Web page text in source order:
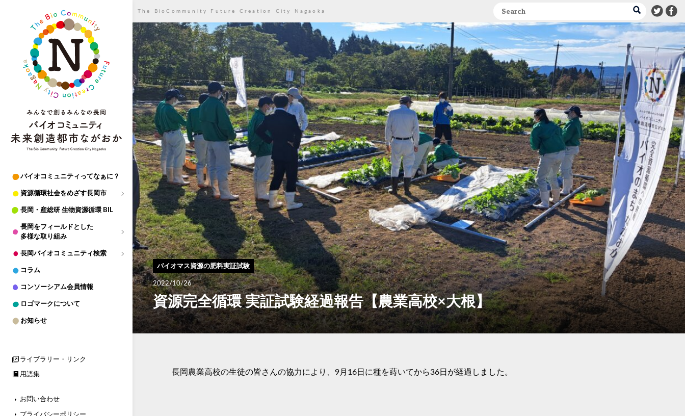
バイオコミュニティってなぁに？
資源循環社会をめざす長岡市
長岡の紹介
長岡の気候
長岡の食
長岡のものづくり
長岡版イノベーション－産・学・官・金の力で－
4大学1高専
特色ある11の地域
長岡・産総研 生物資源循環 BIL
長岡をフィールドとした
多様な取り組み
生ごみバイオガス発電センターからアンモニアを回収
バイオマス資源の肥料実証試験
長岡産米由来の高機能堆肥プロジェクト（Nサイクル）
未利用魚活用プロジェクト
生ごみバイオガス化事業
千年農業×土壌解析
長岡バイオコミュニティ検索
長
岡
中
之
越
路
三
島
山
古
志
小
国
和
島
寺
泊
栃
尾
コラム
コンソーシアム会員情報
ロゴマークについて
お知らせ
ライブラリー・リンク
用語集
お問い合わせ
プライバシーポリシー
The BioCommunity Future Creation City Nagaoka
バイオマス資源の肥料実証試験
2022/10/26
資源完全循環 実証試験経過報告【農業高校×大根】
長岡農業高校の生徒の皆さんの協力により、9月16日に種を蒔いてから36日が経過しました。